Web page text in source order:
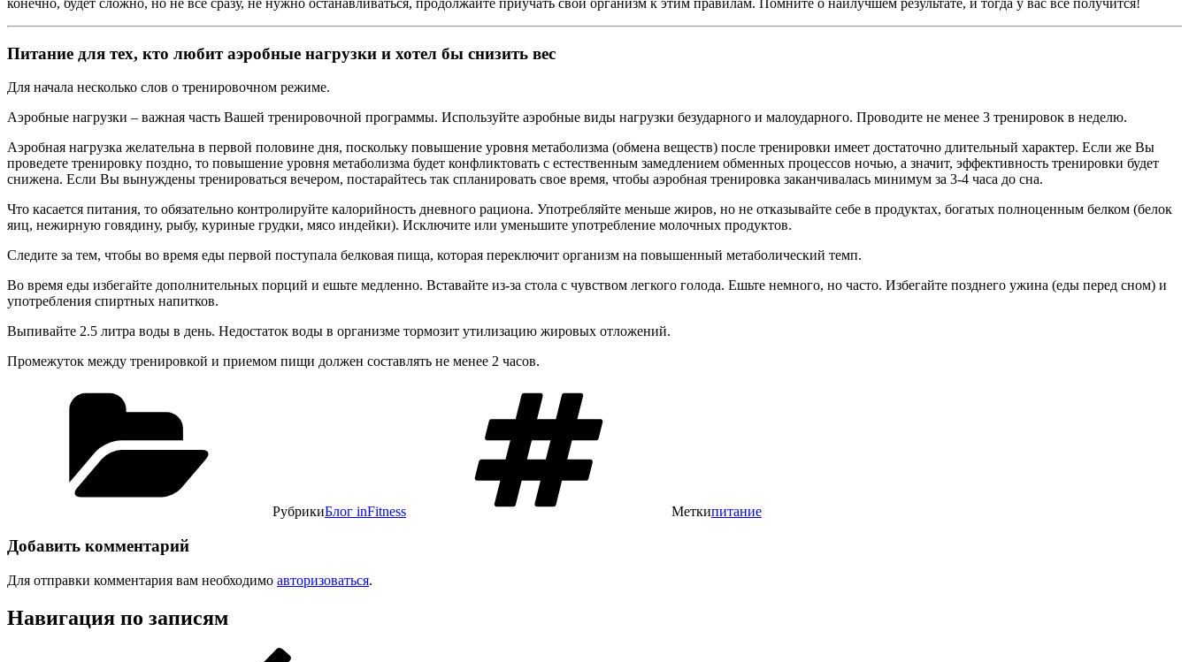
Питание для тех, кто любит аэробные нагрузки и хотел бы снизить вес
Для начала несколько слов о тренировочном режиме.
Аэробные нагрузки – важная часть Вашей тренировочной программы. Используйте аэробные виды нагрузки безударного и малоударного. Проводите не менее 3 тренировок в неделю.
Аэробная нагрузка желательна в первой половине дня, поскольку повышение уровня метаболизма (обмена веществ) после тренировки имеет достаточно длительный характер. Если же Вы
проведете тренировку поздно, то повышение уровня метаболизма будет конфликтовать с естественным замедлением обменных процессов ночью, а значит, эффективность тренировки будет
снижена. Если Вы вынуждены тренироваться вечером, постарайтесь так спланировать свое время, чтобы аэробная тренировка заканчивалась минимум за 3-4 часа до сна.
Что касается питания, то обязательно контролируйте калорийность дневного рациона. Употребляйте меньше жиров, но не отказывайте себе в продуктах, богатых полноценным белком (белок
яиц, нежирную говядину, рыбу, куриные грудки, мясо индейки). Исключите или уменьшите употребление молочных продуктов.
Следите за тем, чтобы во время еды первой поступала белковая пища, которая переключит организм на повышенный метаболический темп.
Во время еды избегайте дополнительных порций и ешьте медленно. Вставайте из-за стола с чувством легкого голода. Ешьте немного, но часто. Избегайте позднего ужина (еды перед сном) и
употребления спиртных напитков.
Выпивайте 2.5 литра воды в день. Недостаток воды в организме тормозит утилизацию жировых отложений.
Промежуток между тренировкой и приемом пищи должен составлять не менее 2 часов.
РубрикиБлог inFitness Меткипитание
Добавить комментарий
Для отправки комментария вам необходимо авторизоваться.
Навигация по записям